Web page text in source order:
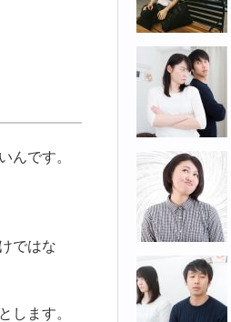
んです。
ではな
します。